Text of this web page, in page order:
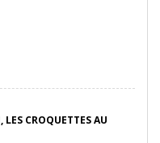
LES CROQUETTES AU